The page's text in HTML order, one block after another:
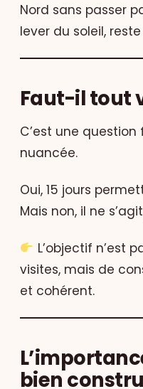
Nord sans passer
lever du soleil,
Faut-il tout
C’est une
nuancée.
Oui, 15 jours
Mais non, il ne
L’objectif n’est
visites, mais de
et cohérent.
bien